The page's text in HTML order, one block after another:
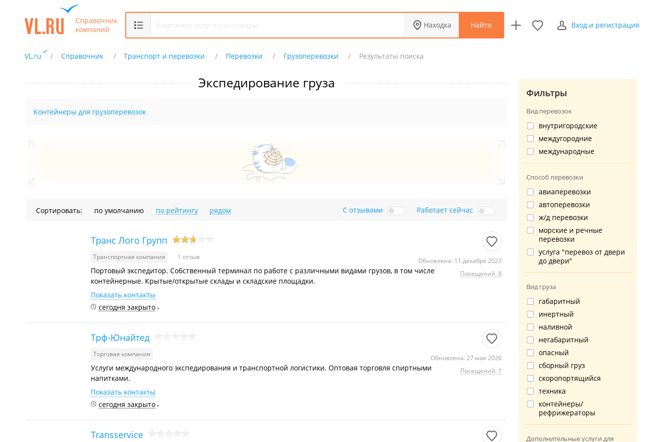
Справочник
компаний
Находка Найти Вход и регистрация
VL.ru Справочник Транспорт и перевозки Перевозки Грузоперевозки Результаты поиска
Экспедирование груза
Контейнеры для грузоперевозок
Сортировать: по умолчанию по рейтингу рядом С отзывами Работает сейчас
Транс Лого Групп
Транспортная компания 1 отзыв
Обновлена: 11 декабря 2023
Посещений: 8
Портовый экспедитор. Собственный терминал по работе с различными видами грузов, в том числе
контейнерные. Крытые/открытые склады и складские площадки.
Показать контакты
сегодня закрыто
Трф-Юнайтед
Торговая компания
Обновлена: 27 мая 2026
Посещений: 1
Услуги международного экспедирования и транспортной логистики. Оптовая торговля спиртными
напитками.
Показать контакты
сегодня закрыто
Transservice
Фильтры
Вид перевозок
внутригородские
междугородние
международные
Способ перевозки
авиаперевозки
автоперевозки
ж/д перевозки
морские и речные
перевозки
услуга "перевоз от двери
до двери"
Вид груза
габаритный
инертный
наливной
негабаритный
опасный
сборный груз
скоропортящийся
техника
контейнеры/
рефрижераторы
Дополнительные услуги для